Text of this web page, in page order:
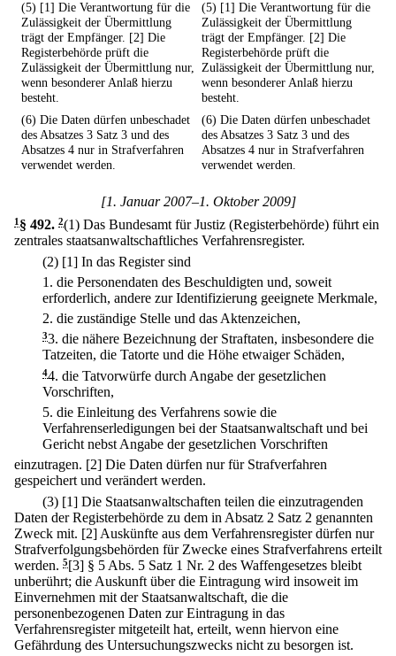
(5) [1] Die Verantwortung für die
Zulässigkeit der Übermittlung
trägt der Empfänger. [2] Die
Registerbehörde prüft die
Zulässigkeit der Übermittlung nur,
wenn besonderer Anlaß hierzu
besteht.
(5) [1] Die Verantwortung für die
Zulässigkeit der Übermittlung
trägt der Empfänger. [2] Die
Registerbehörde prüft die
Zulässigkeit der Übermittlung nur,
wenn besonderer Anlaß hierzu
besteht.
(6) Die Daten dürfen unbeschadet
des Absatzes 3 Satz 3 und des
Absatzes 4 nur in Strafverfahren
verwendet werden.
(6) Die Daten dürfen unbeschadet
des Absatzes 3 Satz 3 und des
Absatzes 4 nur in Strafverfahren
verwendet werden.
[1. Januar 2007–1. Oktober 2009]
1§ 492. 2(1) Das Bundesamt für Justiz (Registerbehörde) führt ein
zentrales staatsanwaltschaftliches Verfahrensregister.
(2) [1] In das Register sind
1. die Personendaten des Beschuldigten und, soweit
erforderlich, andere zur Identifizierung geeignete Merkmale,
2. die zuständige Stelle und das Aktenzeichen,
33. die nähere Bezeichnung der Straftaten, insbesondere die
Tatzeiten, die Tatorte und die Höhe etwaiger Schäden,
44. die Tatvorwürfe durch Angabe der gesetzlichen
Vorschriften,
5. die Einleitung des Verfahrens sowie die
Verfahrenserledigungen bei der Staatsanwaltschaft und bei
Gericht nebst Angabe der gesetzlichen Vorschriften
einzutragen. [2] Die Daten dürfen nur für Strafverfahren
gespeichert und verändert werden.
(3) [1] Die Staatsanwaltschaften teilen die einzutragenden
Daten der Registerbehörde zu dem in Absatz 2 Satz 2 genannten
Zweck mit. [2] Auskünfte aus dem Verfahrensregister dürfen nur
Strafverfolgungsbehörden für Zwecke eines Strafverfahrens erteilt
werden. 5[3] § 5 Abs. 5 Satz 1 Nr. 2 des Waffengesetzes bleibt
unberührt; die Auskunft über die Eintragung wird insoweit im
Einvernehmen mit der Staatsanwaltschaft, die die
personenbezogenen Daten zur Eintragung in das
Verfahrensregister mitgeteilt hat, erteilt, wenn hiervon eine
Gefährdung des Untersuchungszwecks nicht zu besorgen ist.